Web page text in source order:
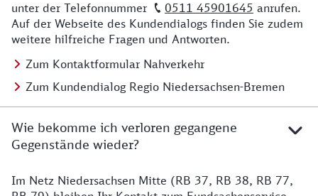
unter der Telefonnummer
0511 45901645 anrufen.
Auf der Webseite des Kundendialogs finden Sie zudem
weitere hilfreiche Fragen und Antworten.
Zum Kontaktformular Nahverkehr
Zum Kundendialog Regio Niedersachsen-Bremen
Wie bekomme ich verloren gegangene
Gegenstände wieder?
Details zu Kontakt
Im Netz Niedersachsen Mitte (RB 37, RB 38, RB 77,